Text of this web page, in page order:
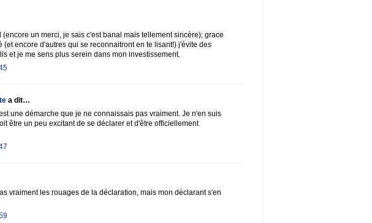
un merci, je sais c'est banal mais tellement sincère); grace
(et encore d'autres qui se reconnaitront en te lisant!) j'évite des
et je me sens plus serein dans mon investissement.
a dit…
une démarche que je ne connaissais pas vraiment. Je n'en suis
être un peu excitant de se déclarer et d'être officiellement
vraiment les rouages de la déclaration, mais mon déclarant s'en